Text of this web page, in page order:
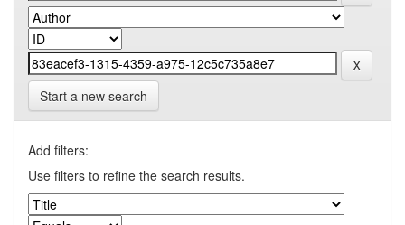
Start a new search
Add filters:
Use filters to refine the search results.